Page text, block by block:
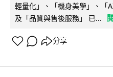
輕量化」、「機身美學」、「
及「品質與售後服務」 已...
分享